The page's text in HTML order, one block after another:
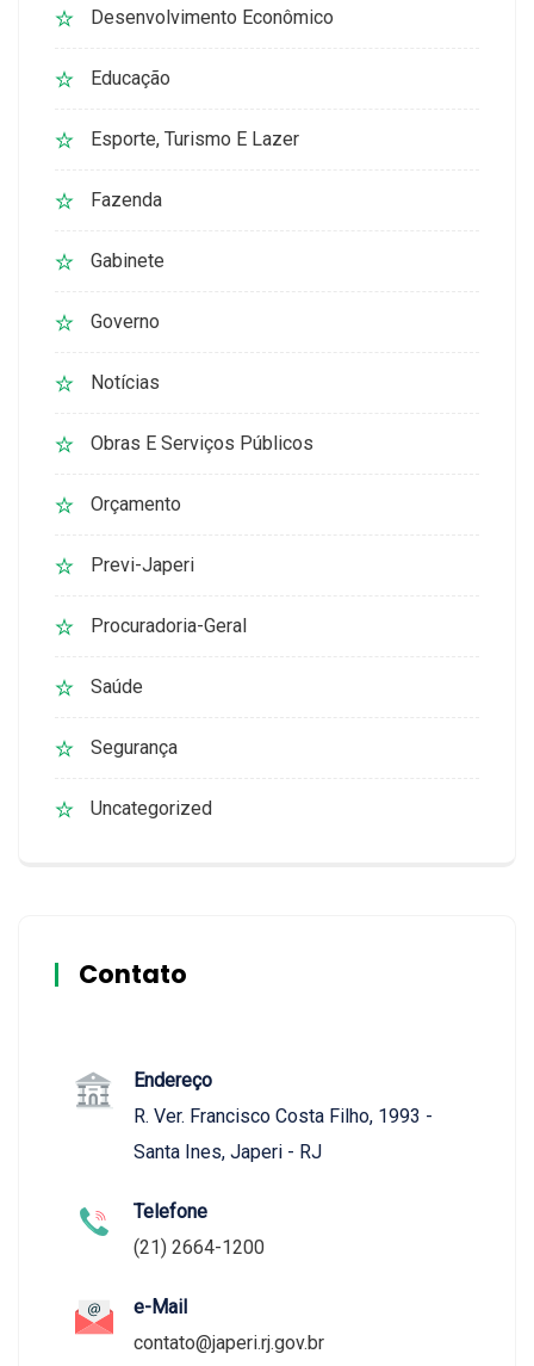
Desenvolvimento Econômico
Educação
Esporte, Turismo E Lazer
Fazenda
Gabinete
Governo
Notícias
Obras E Serviços Públicos
Orçamento
Previ-Japeri
Procuradoria-Geral
Saúde
Segurança
Uncategorized
Contato
Endereço
R. Ver. Francisco Costa Filho, 1993 -
Santa Ines, Japeri - RJ
Telefone
(21) 2664-1200
e-Mail
contato@japeri.rj.gov.br